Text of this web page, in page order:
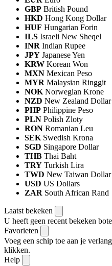
GBP British Pound
HKD Hong Kong Dollar
HUF Hungarian Forin
ILS Israeli New Sheqel
INR Indian Rupee
JPY Japanese Yen
KRW Korean Won
MXN Mexican Peso
MYR Malaysian Ringgit
NOK Norwegian Krone
NZD New Zealand Dollar
PHP Philippine Peso
PLN Polish Zloty
RON Romanian Leu
SEK Swedish Krona
SGD Singapore Dollar
THB Thai Baht
TRY Turkish Lira
TWD New Taiwan Dollar
USD US Dollars
ZAR South African Rand
Laatst bekeken
U heeft geen recent bekeken
Favorieten
Voeg een schip toe aan je
klikken.
Help